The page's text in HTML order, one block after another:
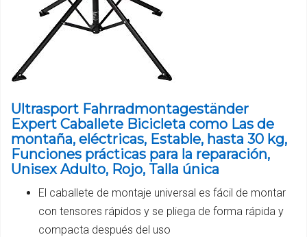
Ultrasport Fahrradmontageständer
Expert Caballete Bicicleta como Las de
montaña, eléctricas, Estable, hasta 30 kg,
Funciones prácticas para la reparación,
Unisex Adulto, Rojo, Talla única
El caballete de montaje universal es fácil de montar
con tensores rápidos y se pliega de forma rápida y
compacta después del uso